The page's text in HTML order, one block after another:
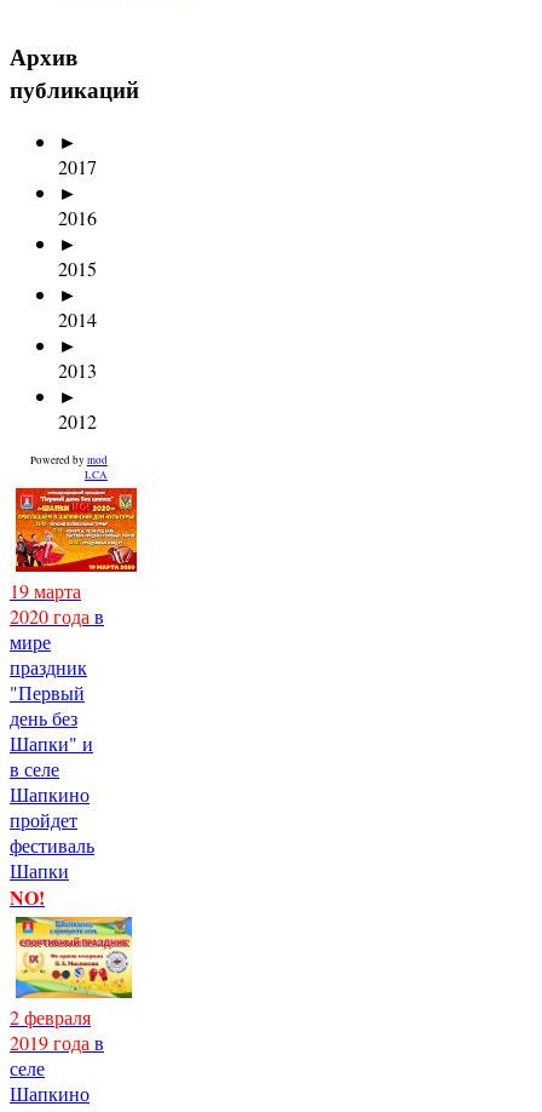
Архив
публикаций
►
2017
►
2016
►
2015
►
2014
►
2013
►
2012
Powered by mod
LCA
19 марта
2020 года в
мире
праздник
"Первый
день без
Шапки" и
в селе
Шапкино
пройдет
фестиваль
Шапки
NO!
2 февраля
2019 года в
селе
Шапкино